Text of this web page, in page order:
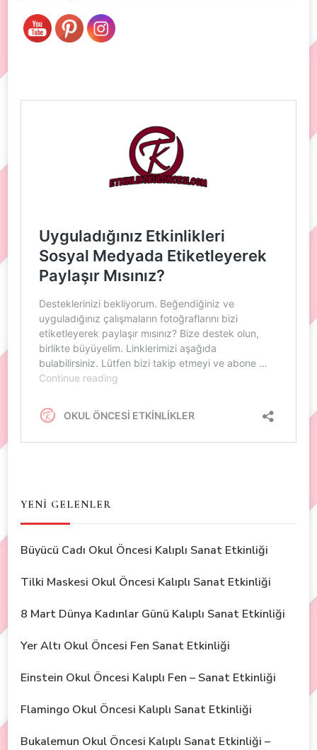
YENİ GELENLER
Büyücü Cadı Okul Öncesi Kalıplı Sanat Etkinliği
Tilki Maskesi Okul Öncesi Kalıplı Sanat Etkinliği
8 Mart Dünya Kadınlar Günü Kalıplı Sanat Etkinliği
Yer Altı Okul Öncesi Fen Sanat Etkinliği
Einstein Okul Öncesi Kalıplı Fen – Sanat Etkinliği
Flamingo Okul Öncesi Kalıplı Sanat Etkinliği
Bukalemun Okul Öncesi Kalıplı Sanat Etkinliği –